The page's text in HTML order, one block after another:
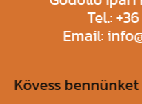
Tel.:
Email:
Kövess